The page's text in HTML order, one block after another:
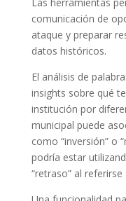
comunicación de
ataque y preparar
datos históricos.
El análisis de
insights sobre qué
institución por
municipal puede
como “inversión” o
podría estar
“retraso” al